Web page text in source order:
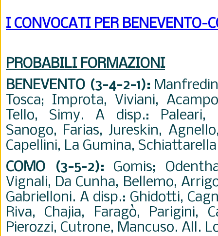
I CONVOCATI PER BENEVENTO-
PROBABILI FORMAZIONI
BENEVENTO (3-4-2-1):
Tosca; Improta, Viviani,
Tello, Simy. A disp.: Paleari,
Sanogo, Farias, Jureskin,
Capellini, La Gumina,
COMO (3-5-2): Gomis;
Vignali, Da Cunha, Bellemo,
Gabrielloni. A disp.: Ghidotti,
Riva, Chajia, Faragò, Parigini,
Pierozzi, Cutrone, Mancuso. All.